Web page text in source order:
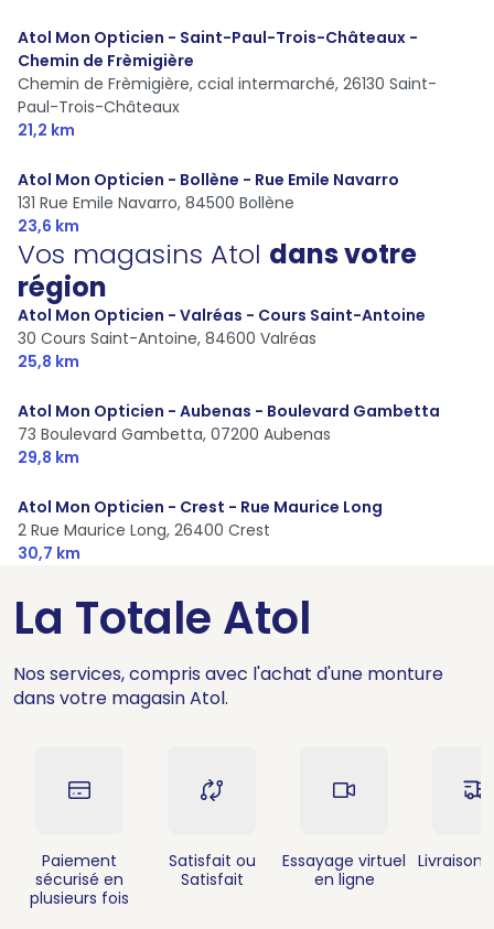
Atol Mon Opticien - Saint-Paul-Trois-Châteaux -
Chemin de Frèmigière
Chemin de Frèmigière, ccial intermarché, 26130 Saint-
Paul-Trois-Châteaux
21,2 km
Atol Mon Opticien - Bollène - Rue Emile Navarro
131 Rue Emile Navarro, 84500 Bollène
23,6 km
Vos magasins Atol dans votre
région
Atol Mon Opticien - Valréas - Cours Saint-Antoine
30 Cours Saint-Antoine, 84600 Valréas
25,8 km
Atol Mon Opticien - Aubenas - Boulevard Gambetta
73 Boulevard Gambetta, 07200 Aubenas
29,8 km
Atol Mon Opticien - Crest - Rue Maurice Long
2 Rue Maurice Long, 26400 Crest
30,7 km
La Totale Atol
Nos services, compris avec l'achat d'une monture
dans votre magasin Atol.
Paiement
sécurisé en
plusieurs fois
Satisfait ou
Satisfait
Essayage virtuel
en ligne
Livraison